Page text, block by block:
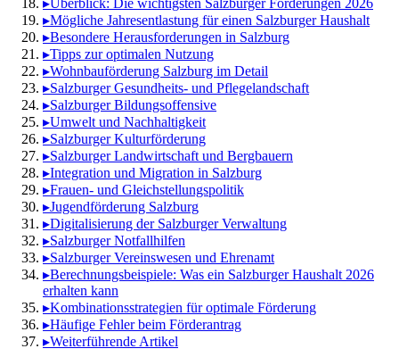
▸Mögliche Jahresentlastung für einen Salzburger Haushalt
▸Besondere Herausforderungen in Salzburg
▸Tipps zur optimalen Nutzung
▸Wohnbauförderung Salzburg im Detail
▸Salzburger Gesundheits- und Pflegelandschaft
▸Salzburger Bildungsoffensive
▸Umwelt und Nachhaltigkeit
▸Salzburger Kulturförderung
▸Salzburger Landwirtschaft und Bergbauern
▸Integration und Migration in Salzburg
▸Frauen- und Gleichstellungspolitik
▸Jugendförderung Salzburg
▸Digitalisierung der Salzburger Verwaltung
▸Salzburger Notfallhilfen
▸Salzburger Vereinswesen und Ehrenamt
▸Berechnungsbeispiele: Was ein Salzburger Haushalt 2026
erhalten kann
▸Kombinationsstrategien für optimale Förderung
▸Häufige Fehler beim Förderantrag
▸Weiterführende Artikel